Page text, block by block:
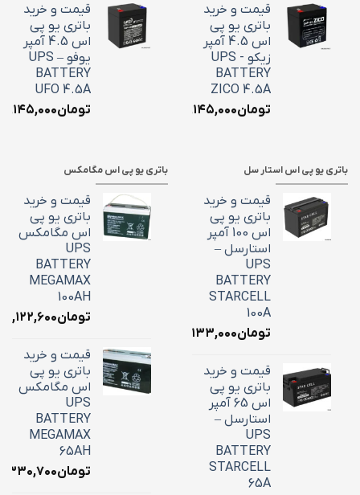
قیمت و خرید
باتری یو پی
اس 4.5 آمپر
زیکو - UPS
BATTERY
ZICO 4.5A
تومان۲,۱۴۵,۰۰۰
قیمت و خرید
باتری یو پی
اس 4.5 آمپر
یوفو – UPS
BATTERY
UFO 4.5A
تومان۲,۱۴۵,۰۰۰
باتری یو پی اس استار سل
قیمت و خرید
باتری یو پی
اس 100 آمپر
استارسل –
UPS
BATTERY
STARCELL
100A
تومان۳۴,۱۳۳,۰۰۰
قیمت و خرید
باتری یو پی
اس 65 آمپر
استارسل –
UPS
BATTERY
STARCELL
65A
باتری یو پی اس مگامکس
قیمت و خرید
باتری یو پی
اس مگامکس
UPS
BATTERY
MEGAMAX
100AH
تومان
قیمت و خرید
باتری یو پی
اس مگامکس
UPS
BATTERY
MEGAMAX
65AH
تومان